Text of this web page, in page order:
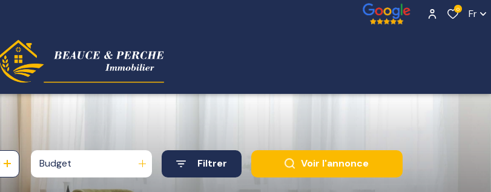
0 Fr
Budget Filtrer Voir l'annonce